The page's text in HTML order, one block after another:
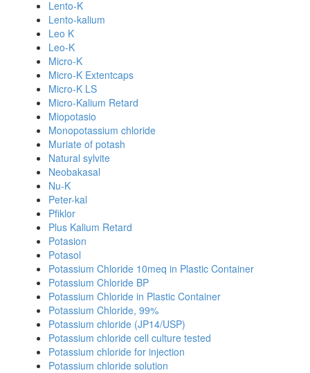
Lento-K
Lento-kalium
Leo K
Leo-K
Micro-K
Micro-K Extentcaps
Micro-K LS
Micro-Kalium Retard
Miopotasio
Monopotassium chloride
Muriate of potash
Natural sylvite
Neobakasal
Nu-K
Peter-kal
Pfiklor
Plus Kalium Retard
Potasion
Potasol
Potassium Chloride 10meq in Plastic Container
Potassium Chloride BP
Potassium Chloride in Plastic Container
Potassium Chloride, 99%
Potassium chloride (JP14/USP)
Potassium chloride cell culture tested
Potassium chloride for injection
Potassium chloride solution